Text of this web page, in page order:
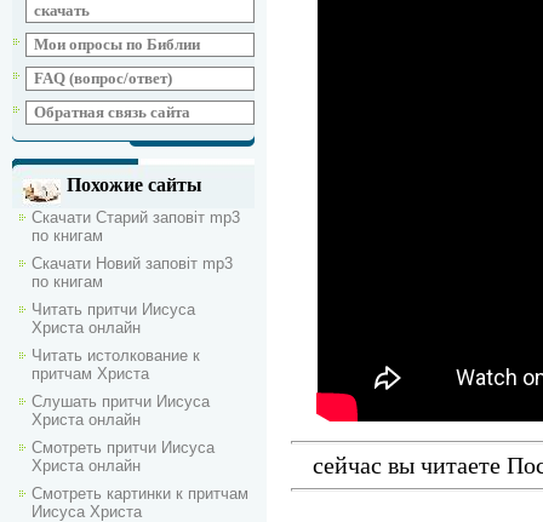
скачать
Мои опросы по Библии
FAQ (вопрос/ответ)
Обратная связь сайта
Похожие сайты
Скачати Старий заповіт mp3
по книгам
Скачати Новий заповіт mp3
по книгам
Читать притчи Иисуса
Христа онлайн
Читать истолкование к
притчам Христа
Слушать притчи Иисуса
Христа онлайн
Смотреть притчи Иисуса
Христа онлайн
Смотреть картинки к притчам
Иисуса Христа
сейчас вы читаете